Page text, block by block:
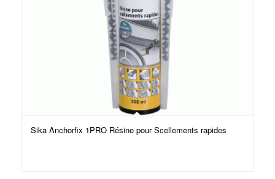
Sika Anchorfix 1PRO Résine pour Scellements rapides